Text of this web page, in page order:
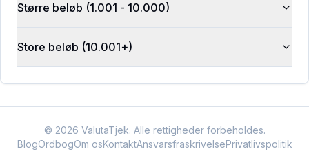
Større beløb (1.001 - 10.000)
Store beløb (10.001+)
© 2026 ValutaTjek. Alle rettigheder forbeholdes.
BlogOrdbogOm osKontaktAnsvarsfraskrivelsePrivatlivspolitik